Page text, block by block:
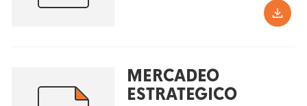
MERCADEO
ESTRATEGICO